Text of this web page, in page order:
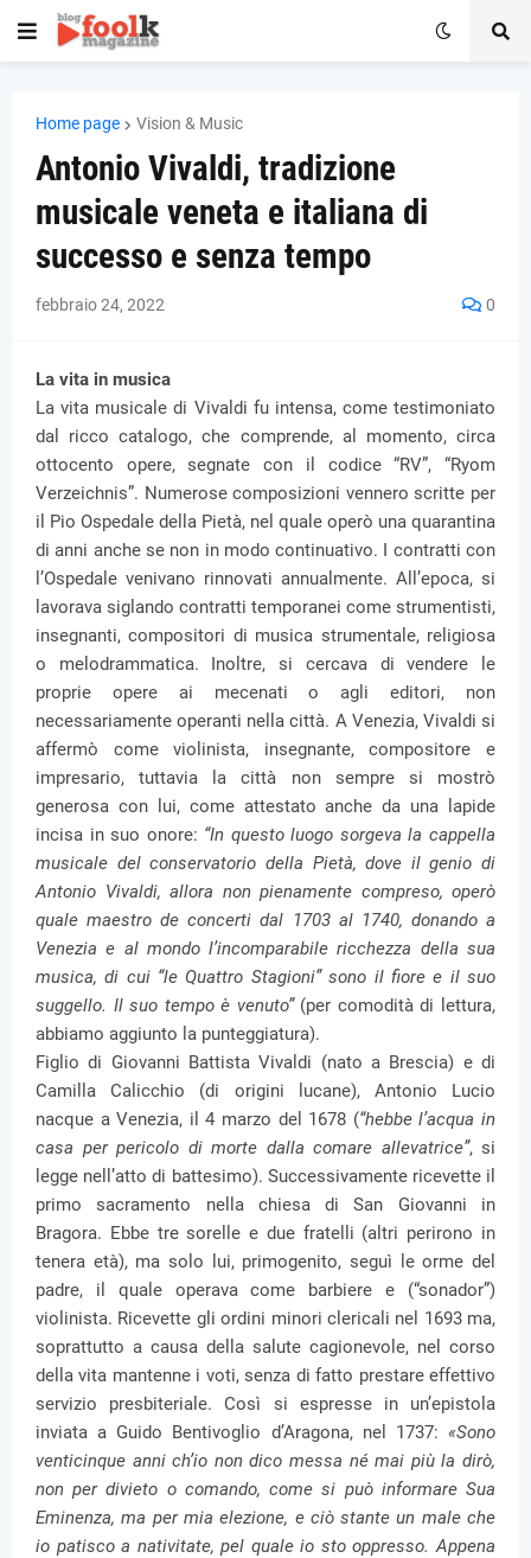
Home page Vision & Music
Antonio Vivaldi, tradizione
musicale veneta e italiana di
successo e senza tempo
febbraio 24, 2022 0
La vita in musica
La vita musicale di Vivaldi fu intensa, come testimoniato
dal ricco catalogo, che comprende, al momento, circa
ottocento opere, segnate con il codice “RV”, “Ryom
Verzeichnis”. Numerose composizioni vennero scritte per
il Pio Ospedale della Pietà, nel quale operò una quarantina
di anni anche se non in modo continuativo. I contratti con
l’Ospedale venivano rinnovati annualmente. All’epoca, si
lavorava siglando contratti temporanei come strumentisti,
insegnanti, compositori di musica strumentale, religiosa
o melodrammatica. Inoltre, si cercava di vendere le
proprie opere ai mecenati o agli editori, non
necessariamente operanti nella città. A Venezia, Vivaldi si
affermò come violinista, insegnante, compositore e
impresario, tuttavia la città non sempre si mostrò
generosa con lui, come attestato anche da una lapide
incisa in suo onore: “In questo luogo sorgeva la cappella
musicale del conservatorio della Pietà, dove il genio di
Antonio Vivaldi, allora non pienamente compreso, operò
quale maestro de concerti dal 1703 al 1740, donando a
Venezia e al mondo l’incomparabile ricchezza della sua
musica, di cui “le Quattro Stagioni” sono il fiore e il suo
suggello. Il suo tempo è venuto”(per comodità di lettura,
abbiamo aggiunto la punteggiatura).
Figlio di Giovanni Battista Vivaldi (nato a Brescia) e di
Camilla Calicchio (di origini lucane), Antonio Lucio
nacque a Venezia, il 4 marzo del 1678 (“hebbe l’acqua in
casa per pericolo di morte dalla comare allevatrice”, si
legge nell’atto di battesimo). Successivamente ricevette il
primo sacramento nella chiesa di San Giovanni in
Bragora. Ebbe tre sorelle e due fratelli (altri perirono in
tenera età), ma solo lui, primogenito, seguì le orme del
padre, il quale operava come barbiere e (“sonador”)
violinista. Ricevette gli ordini minori clericali nel 1693 ma,
soprattutto a causa della salute cagionevole, nel corso
della vita mantenne i voti, senza di fatto prestare effettivo
servizio presbiteriale. Così si espresse in un’epistola
inviata a Guido Bentivoglio d’Aragona, nel 1737: «Sono
venticinque anni ch’io non dico messa né mai più la dirò,
non per divieto o comando, come si può informare Sua
Eminenza, ma per mia elezione, e ciò stante un male che
io patisco a nativitate, pel quale io sto oppresso. Appena